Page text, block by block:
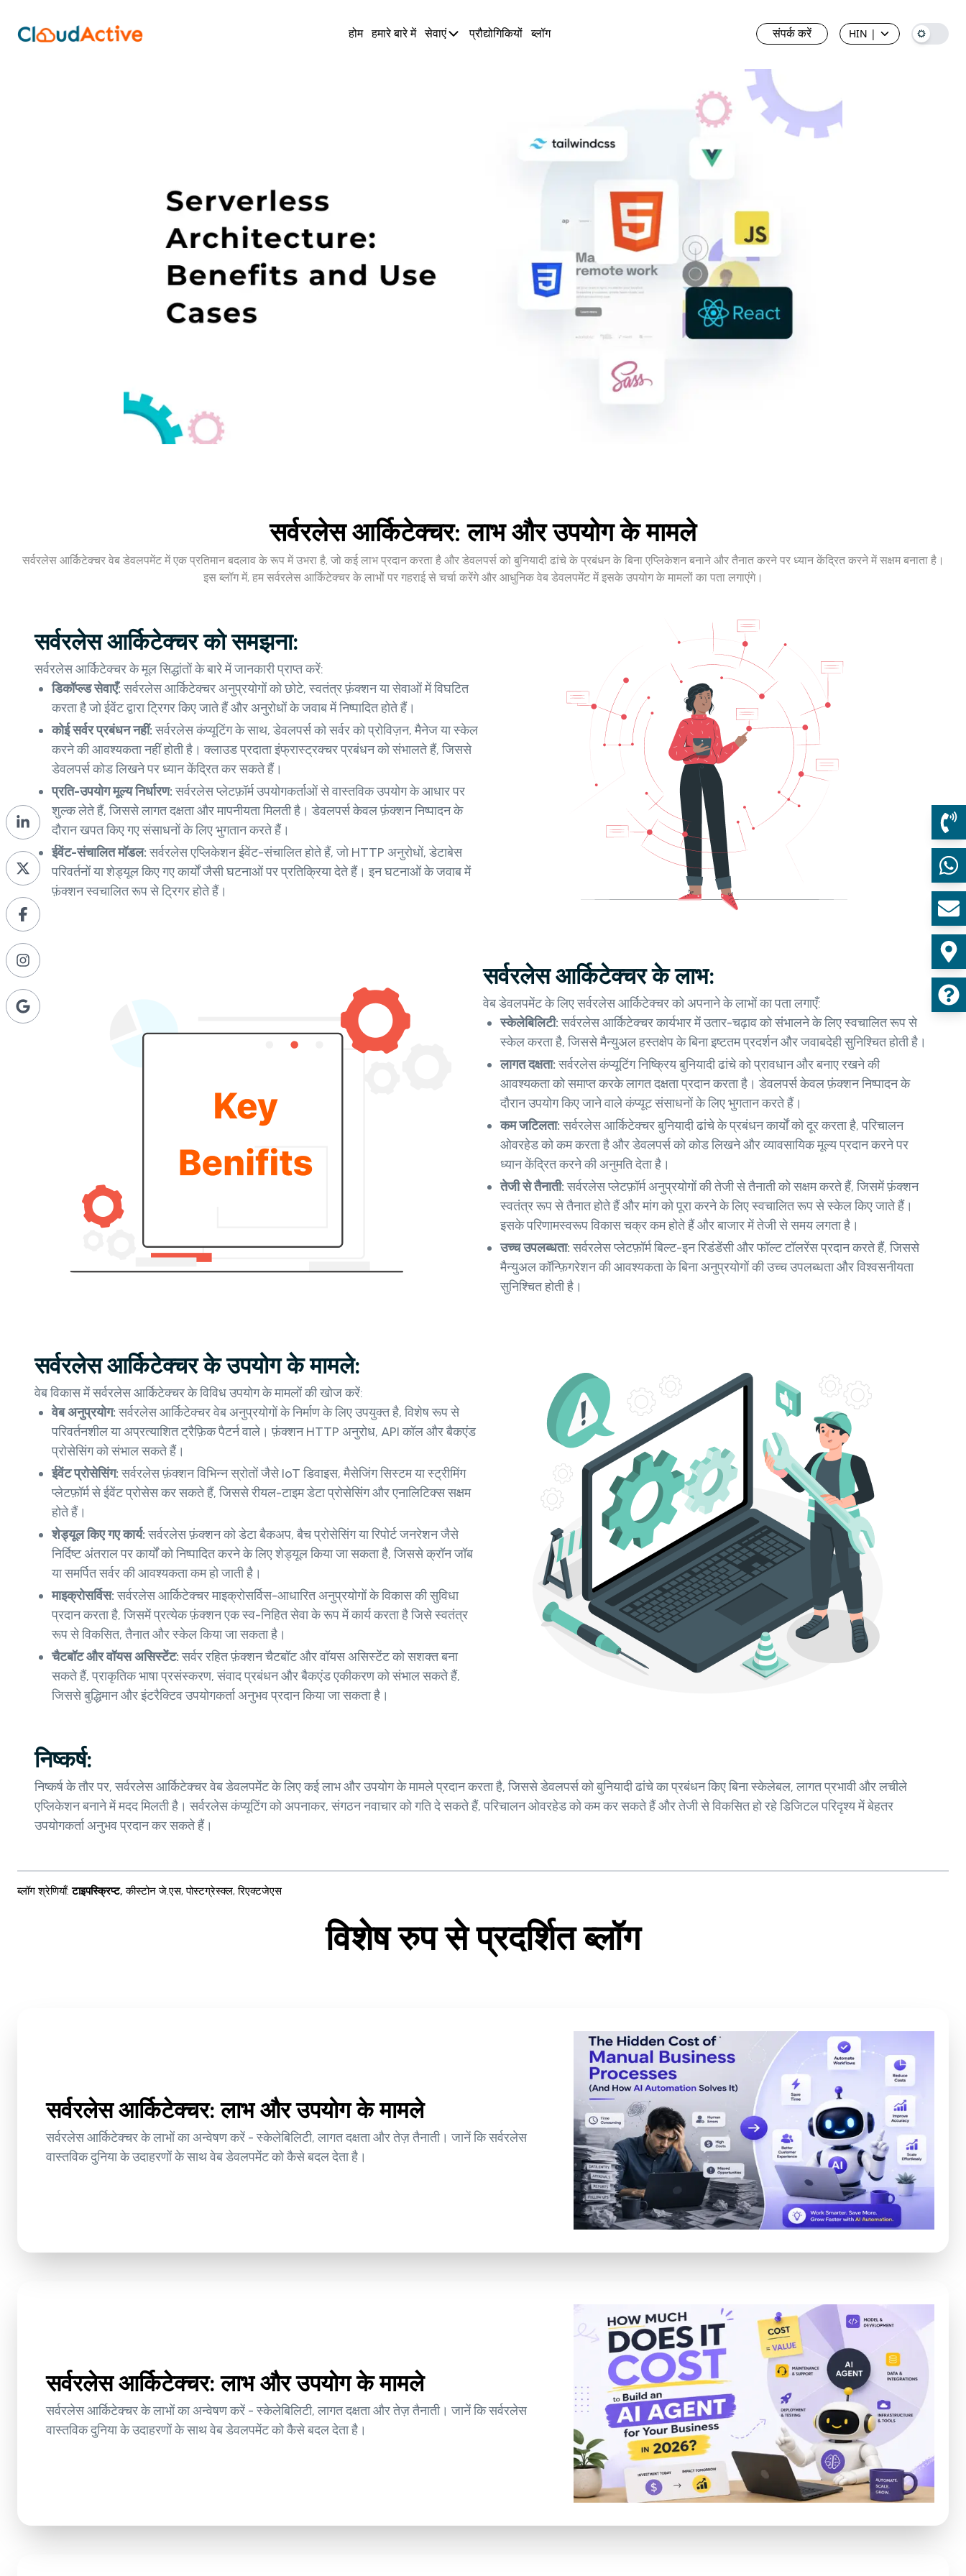
होम हमारे बारे में सेवाएं प्रौद्योगिकियों ब्लॉग संपर्क करें HIN |
सर्वरलेस आर्किटेक्चर: लाभ और उपयोग के मामले
सर्वरलेस आर्किटेक्चर वेब डेवलपमेंट में एक प्रतिमान बदलाव के रूप में उभरा है, जो कई लाभ प्रदान करता है और डेवलपर्स को बुनियादी ढांचे के प्रबंधन के बिना एप्लिकेशन बनाने और तैनात करने पर ध्यान केंद्रित करने में सक्षम बनाता है।
इस ब्लॉग में, हम सर्वरलेस आर्किटेक्चर के लाभों पर गहराई से चर्चा करेंगे और आधुनिक वेब डेवलपमेंट में इसके उपयोग के मामलों का पता लगाएंगे।
सर्वरलेस आर्किटेक्चर को समझना:
सर्वरलेस आर्किटेक्चर के मूल सिद्धांतों के बारे में जानकारी प्राप्त करें:
डिकॉप्ल्ड सेवाएँ:सर्वरलेस आर्किटेक्चर अनुप्रयोगों को छोटे, स्वतंत्र फ़ंक्शन या सेवाओं में विघटित
करता है जो ईवेंट द्वारा ट्रिगर किए जाते हैं और अनुरोधों के जवाब में निष्पादित होते हैं।
कोई सर्वर प्रबंधन नहीं:सर्वरलेस कंप्यूटिंग के साथ, डेवलपर्स को सर्वर को प्रोविज़न, मैनेज या स्केल
करने की आवश्यकता नहीं होती है। क्लाउड प्रदाता इंफ्रास्ट्रक्चर प्रबंधन को संभालते हैं, जिससे
डेवलपर्स कोड लिखने पर ध्यान केंद्रित कर सकते हैं।
प्रति-उपयोग मूल्य निर्धारण:सर्वरलेस प्लेटफ़ॉर्म उपयोगकर्ताओं से वास्तविक उपयोग के आधार पर
शुल्क लेते हैं, जिससे लागत दक्षता और मापनीयता मिलती है। डेवलपर्स केवल फ़ंक्शन निष्पादन के
दौरान खपत किए गए संसाधनों के लिए भुगतान करते हैं।
ईवेंट-संचालित मॉडल:सर्वरलेस एप्लिकेशन ईवेंट-संचालित होते हैं, जो HTTP अनुरोधों, डेटाबेस
परिवर्तनों या शेड्यूल किए गए कार्यों जैसी घटनाओं पर प्रतिक्रिया देते हैं। इन घटनाओं के जवाब में
फ़ंक्शन स्वचालित रूप से ट्रिगर होते हैं।
सर्वरलेस आर्किटेक्चर के लाभ:
वेब डेवलपमेंट के लिए सर्वरलेस आर्किटेक्चर को अपनाने के लाभों का पता लगाएँ:
स्केलेबिलिटी:सर्वरलेस आर्किटेक्चर कार्यभार में उतार-चढ़ाव को संभालने के लिए स्वचालित रूप से
स्केल करता है, जिससे मैन्युअल हस्तक्षेप के बिना इष्टतम प्रदर्शन और जवाबदेही सुनिश्चित होती है।
लागत दक्षता:सर्वरलेस कंप्यूटिंग निष्क्रिय बुनियादी ढांचे को प्रावधान और बनाए रखने की
आवश्यकता को समाप्त करके लागत दक्षता प्रदान करता है। डेवलपर्स केवल फ़ंक्शन निष्पादन के
दौरान उपयोग किए जाने वाले कंप्यूट संसाधनों के लिए भुगतान करते हैं।
कम जटिलता:सर्वरलेस आर्किटेक्चर बुनियादी ढांचे के प्रबंधन कार्यों को दूर करता है, परिचालन
ओवरहेड को कम करता है और डेवलपर्स को कोड लिखने और व्यावसायिक मूल्य प्रदान करने पर
ध्यान केंद्रित करने की अनुमति देता है।
तेजी से तैनाती:सर्वरलेस प्लेटफ़ॉर्म अनुप्रयोगों की तेजी से तैनाती को सक्षम करते हैं, जिसमें फ़ंक्शन
स्वतंत्र रूप से तैनात होते हैं और मांग को पूरा करने के लिए स्वचालित रूप से स्केल किए जाते हैं।
इसके परिणामस्वरूप विकास चक्र कम होते हैं और बाजार में तेजी से समय लगता है।
उच्च उपलब्धता:सर्वरलेस प्लेटफ़ॉर्म बिल्ट-इन रिडंडेंसी और फॉल्ट टॉलरेंस प्रदान करते हैं, जिससे
मैन्युअल कॉन्फ़िगरेशन की आवश्यकता के बिना अनुप्रयोगों की उच्च उपलब्धता और विश्वसनीयता
सुनिश्चित होती है।
सर्वरलेस आर्किटेक्चर के उपयोग के मामले:
वेब विकास में सर्वरलेस आर्किटेक्चर के विविध उपयोग के मामलों की खोज करें:
वेब अनुप्रयोग:सर्वरलेस आर्किटेक्चर वेब अनुप्रयोगों के निर्माण के लिए उपयुक्त है, विशेष रूप से
परिवर्तनशील या अप्रत्याशित ट्रैफ़िक पैटर्न वाले। फ़ंक्शन HTTP अनुरोध, API कॉल और बैकएंड
प्रोसेसिंग को संभाल सकते हैं।
ईवेंट प्रोसेसिंग:सर्वरलेस फ़ंक्शन विभिन्न स्रोतों जैसे IoT डिवाइस, मैसेजिंग सिस्टम या स्ट्रीमिंग
प्लेटफ़ॉर्म से ईवेंट प्रोसेस कर सकते हैं, जिससे रीयल-टाइम डेटा प्रोसेसिंग और एनालिटिक्स सक्षम
होते हैं।
शेड्यूल किए गए कार्य:सर्वरलेस फ़ंक्शन को डेटा बैकअप, बैच प्रोसेसिंग या रिपोर्ट जनरेशन जैसे
निर्दिष्ट अंतराल पर कार्यों को निष्पादित करने के लिए शेड्यूल किया जा सकता है, जिससे क्रॉन जॉब
या समर्पित सर्वर की आवश्यकता कम हो जाती है।
माइक्रोसर्विस:सर्वरलेस आर्किटेक्चर माइक्रोसर्विस-आधारित अनुप्रयोगों के विकास की सुविधा
प्रदान करता है, जिसमें प्रत्येक फ़ंक्शन एक स्व-निहित सेवा के रूप में कार्य करता है जिसे स्वतंत्र
रूप से विकसित, तैनात और स्केल किया जा सकता है।
चैटबॉट और वॉयस असिस्टेंट:सर्वर रहित फ़ंक्शन चैटबॉट और वॉयस असिस्टेंट को सशक्त बना
सकते हैं, प्राकृतिक भाषा प्रसंस्करण, संवाद प्रबंधन और बैकएंड एकीकरण को संभाल सकते हैं,
जिससे बुद्धिमान और इंटरैक्टिव उपयोगकर्ता अनुभव प्रदान किया जा सकता है।
निष्कर्ष:
निष्कर्ष के तौर पर, सर्वरलेस आर्किटेक्चर वेब डेवलपमेंट के लिए कई लाभ और उपयोग के मामले प्रदान करता है, जिससे डेवलपर्स को बुनियादी ढांचे का प्रबंधन किए बिना स्केलेबल, लागत प्रभावी और लचीले
एप्लिकेशन बनाने में मदद मिलती है। सर्वरलेस कंप्यूटिंग को अपनाकर, संगठन नवाचार को गति दे सकते हैं, परिचालन ओवरहेड को कम कर सकते हैं और तेजी से विकसित हो रहे डिजिटल परिदृश्य में बेहतर
उपयोगकर्ता अनुभव प्रदान कर सकते हैं।
ब्लॉग श्रेणियाँ: टाइपस्क्रिप्ट, कीस्टोन जे.एस,पोस्टग्रेस्क्ल,रिएक्टजेएस
विशेष रुप से प्रदर्शित ब्लॉग
सर्वरलेस आर्किटेक्चर: लाभ और उपयोग के मामले
सर्वरलेस आर्किटेक्चर के लाभों का अन्वेषण करें - स्केलेबिलिटी, लागत दक्षता और तेज़ तैनाती। जानें कि सर्वरलेस
वास्तविक दुनिया के उदाहरणों के साथ वेब डेवलपमेंट को कैसे बदल देता है।
सर्वरलेस आर्किटेक्चर: लाभ और उपयोग के मामले
सर्वरलेस आर्किटेक्चर के लाभों का अन्वेषण करें - स्केलेबिलिटी, लागत दक्षता और तेज़ तैनाती। जानें कि सर्वरलेस
वास्तविक दुनिया के उदाहरणों के साथ वेब डेवलपमेंट को कैसे बदल देता है।